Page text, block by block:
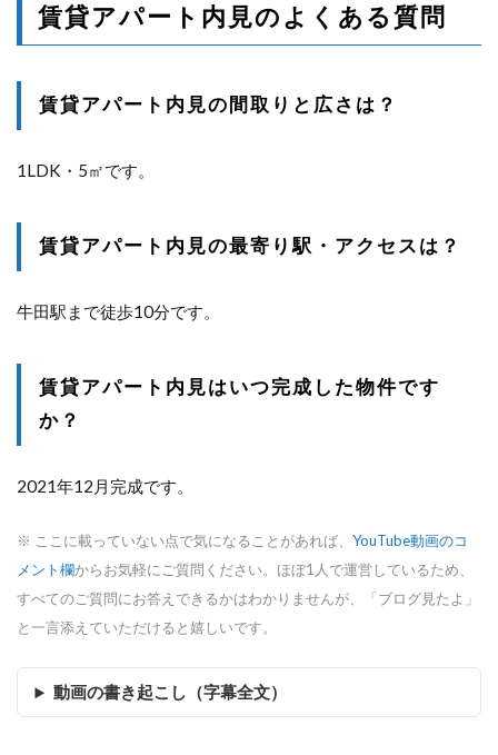
賃貸アパート内見のよくある質問
賃貸アパート内見の間取りと広さは？
1LDK・5㎡です。
賃貸アパート内見の最寄り駅・アクセスは？
牛田駅まで徒歩10分です。
賃貸アパート内見はいつ完成した物件です
か？
2021年12月完成です。
※ ここに載っていない点で気になることがあれば、 YouTube動画のコ
メント欄からお気軽にご質問ください。ほぼ1人で運営しているため、
すべてのご質問にお答えできるかはわかりませんが、「ブログ見たよ」
と一言添えていただけると嬉しいです。
動画の書き起こし（字幕全文）